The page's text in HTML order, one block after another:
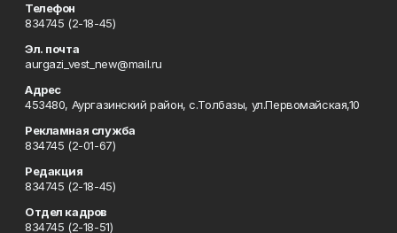
Телефон
834745 (2-18-45)
Эл. почта
aurgazi_vest_new@mail.ru
Адрес
453480, Аургазинский район, с.Толбазы, ул.Первомайская,10
Рекламная служба
834745 (2-01-67)
Редакция
834745 (2-18-45)
Отдел кадров
834745 (2-18-51)